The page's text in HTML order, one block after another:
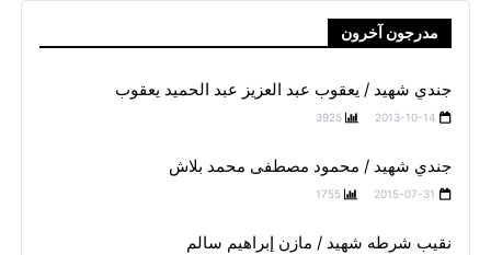
مدرجون آخرون
جندي شهيد / يعقوب عبد العزيز عبد الحميد يعقوب
2013-10-14
3925
جندي شهيد / محمود مصطفى محمد بلاش
2015-07-31
1755
نقيب شرطه شهيد / مازن إبراهيم سالم